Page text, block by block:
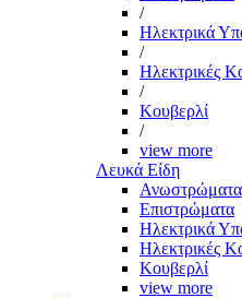
/
Ηλεκτρικά
/
Ηλεκτρικές
/
Κουβερλί
/
view more
Λευκά Είδη
Ανωστρώματα
Επιστρώματα
Ηλεκτρικά
Ηλεκτρικές
Κουβερλί
view more